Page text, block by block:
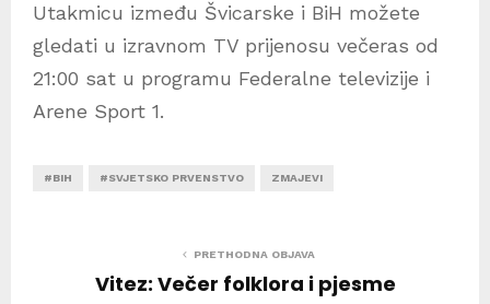
Utakmicu između Švicarske i BiH možete
gledati u izravnom TV prijenosu večeras od
21:00 sat u programu Federalne televizije i
Arene Sport 1.
#BIH #SVJETSKO PRVENSTVO ZMAJEVI
PRETHODNA OBJAVA
Vitez: Večer folklora i pjesme